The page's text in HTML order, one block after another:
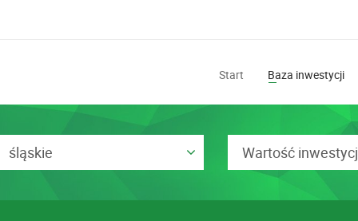
Start Baza inwestycji
śląskie Wartość